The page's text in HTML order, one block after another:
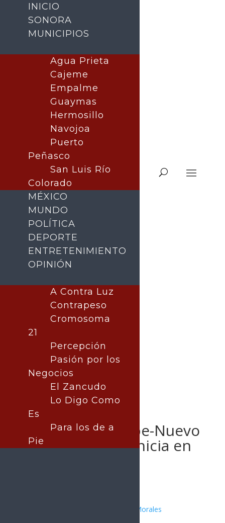
Buscar
Construcción de
Carretera Bavispe-Nuevo
Casas Grandes Inicia en
Juan Antonio Pérez Morales
INICIO
SONORA
MUNICIPIOS
Agua Prieta
Cajeme
Empalme
Guaymas
Hermosillo
Navojoa
Puerto
Peñasco
San Luis Río
Colorado
MÉXICO
MUNDO
POLÍTICA
DEPORTE
ENTRETENIMIENTO
OPINIÓN
A Contra Luz
Contrapeso
Cromosoma
21
Percepción
Pasión por los
Negocios
El Zancudo
Lo Digo Como
Es
Para los de a
Pie